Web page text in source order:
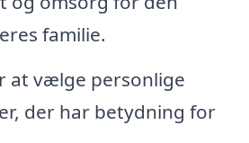
familie.
at vælge personlige
der har betydning for